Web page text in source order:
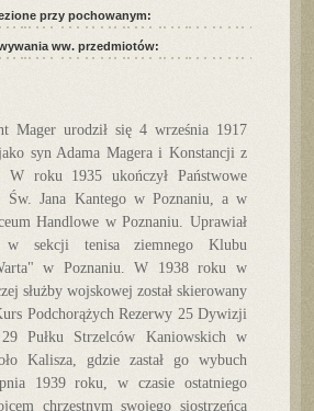
przy pochowanym:
ww. przedmiotów:
Mager urodził się 4 września 1917
syn Adama Magera i Konstancji z
W roku 1935 ukończył Państwowe
Św. Jana Kantego w Poznaniu, a w
Handlowe w Poznaniu. Uprawiał
w sekcji tenisa ziemnego Klubu
w Poznaniu. W 1938 roku w
służby wojskowej został skierowany
Podchorążych Rezerwy 25 Dywizji
Pułku Strzelców Kaniowskich w
Kalisza, gdzie zastał go wybuch
1939 roku, w czasie ostatniego
chrzestnym swojego siostrzeńca